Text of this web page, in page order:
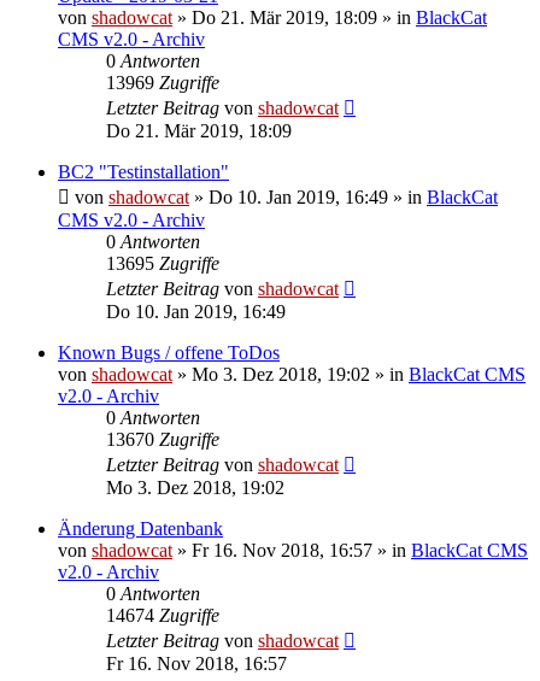
von shadowcat » Do 21. Mär 2019, 18:09 » in BlackCat
CMS v2.0 - Archiv
0 Antworten
13969 Zugriffe
Letzter Beitrag von shadowcat
Do 21. Mär 2019, 18:09
BC2 "Testinstallation"
von shadowcat » Do 10. Jan 2019, 16:49 » in BlackCat
CMS v2.0 - Archiv
0 Antworten
13695 Zugriffe
Letzter Beitrag von shadowcat
Do 10. Jan 2019, 16:49
Known Bugs / offene ToDos
von shadowcat » Mo 3. Dez 2018, 19:02 » in BlackCat CMS
v2.0 - Archiv
0 Antworten
13670 Zugriffe
Letzter Beitrag von shadowcat
Mo 3. Dez 2018, 19:02
Änderung Datenbank
von shadowcat » Fr 16. Nov 2018, 16:57 » in BlackCat CMS
v2.0 - Archiv
0 Antworten
14674 Zugriffe
Letzter Beitrag von shadowcat
Fr 16. Nov 2018, 16:57